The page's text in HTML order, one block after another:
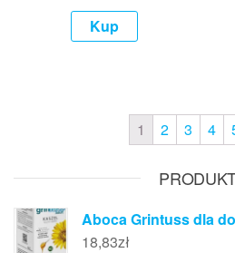
Kup
1 2 3 4
Aboca Grintuss dla
18,83zł